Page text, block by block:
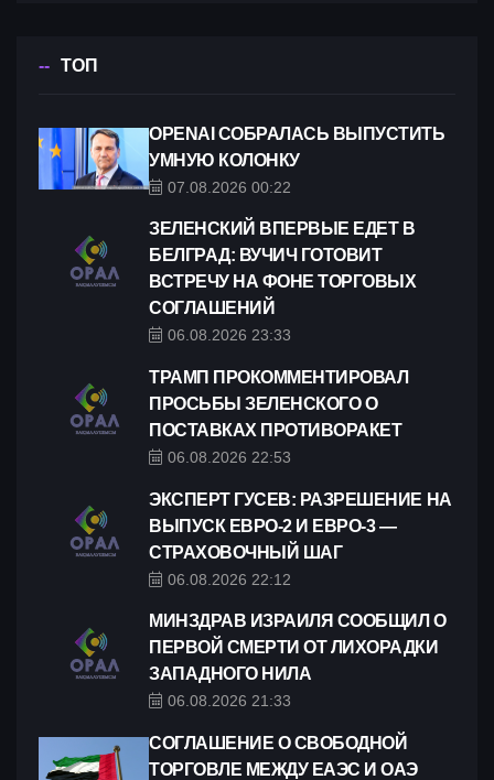
ТОП
OPENAI СОБРАЛАСЬ ВЫПУСТИТЬ
УМНУЮ КОЛОНКУ
07.08.2026 00:22
ЗЕЛЕНСКИЙ ВПЕРВЫЕ ЕДЕТ В
БЕЛГРАД: ВУЧИЧ ГОТОВИТ
ВСТРЕЧУ НА ФОНЕ ТОРГОВЫХ
СОГЛАШЕНИЙ
06.08.2026 23:33
ТРАМП ПРОКОММЕНТИРОВАЛ
ПРОСЬБЫ ЗЕЛЕНСКОГО О
ПОСТАВКАХ ПРОТИВОРАКЕТ
06.08.2026 22:53
ЭКСПЕРТ ГУСЕВ: РАЗРЕШЕНИЕ НА
ВЫПУСК ЕВРО-2 И ЕВРО-3 —
СТРАХОВОЧНЫЙ ШАГ
06.08.2026 22:12
МИНЗДРАВ ИЗРАИЛЯ СООБЩИЛ О
ПЕРВОЙ СМЕРТИ ОТ ЛИХОРАДКИ
ЗАПАДНОГО НИЛА
06.08.2026 21:33
СОГЛАШЕНИЕ О СВОБОДНОЙ
ТОРГОВЛЕ МЕЖДУ ЕАЭС И ОАЭ